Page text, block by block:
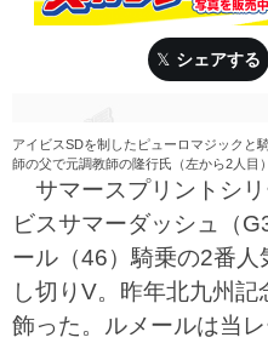
シェアする
アイビスSDを制したピューロマジックと
師の父で元調教師の隆行氏（左から2人
サマースプリントシ
ビスサマーダッシュ（
ール（46）騎乗の2番
し切りV。昨年北九州
飾った。ルメールは当